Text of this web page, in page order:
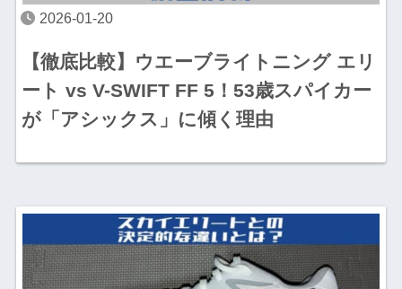
2026-01-20
【徹底比較】ウエーブライトニング エリ
ート vs V-SWIFT FF 5！53歳スパイカー
が「アシックス」に傾く理由